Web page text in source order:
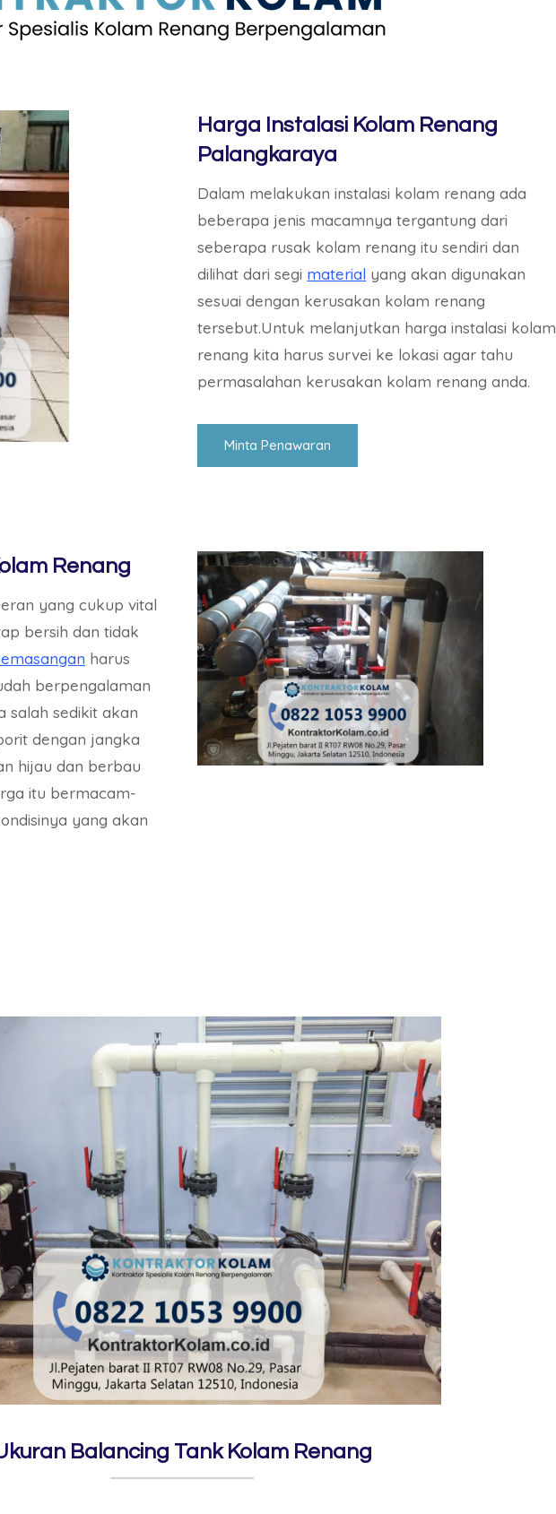
Harga Instalasi Kolam Renang
Palangkaraya
Dalam melakukan instalasi kolam renang ada
beberapa jenis macamnya tergantung dari
seberapa rusak kolam renang itu sendiri dan
dilihat dari segi material yang akan digunakan
sesuai dengan kerusakan kolam renang
tersebut.Untuk melanjutkan harga instalasi kolam
renang kita harus survei ke lokasi agar tahu
permasalahan kerusakan kolam renang anda.
Minta Penawaran
Renang
yang cukup vital
bersih dan tidak
harus
berpengalaman
salah sedikit akan
dengan jangka
hijau dan berbau
itu bermacam-
yang akan
Balancing Tank Kolam Renang